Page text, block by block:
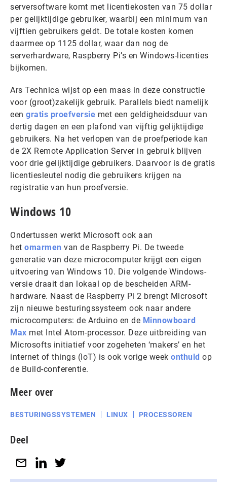
serversoftware komt met licentiekosten van 75 dollar
per gelijktijdige gebruiker, waarbij een minimum van
vijftien gebruikers geldt. De totale kosten komen
daarmee op 1125 dollar, waar dan nog de
serverhardware, Raspberry Pi’s en Windows-licenties
bijkomen.
Ars Technica wijst op een maas in deze constructie
voor (groot)zakelijk gebruik. Parallels biedt namelijk
een gratis proefversie met een geldigheidsduur van
dertig dagen en een plafond van vijftig gelijktijdige
gebruikers. Na het verlopen van de proefperiode kan
de 2X Remote Application Server in gebruik blijven
voor drie gelijktijdige gebruikers. Daarvoor is de gratis
licentiesleutel nodig die gebruikers krijgen na
registratie van hun proefversie.
Windows 10
Ondertussen werkt Microsoft ook aan
het omarmen van de Raspberry Pi. De tweede
generatie van deze microcomputer krijgt een eigen
uitvoering van Windows 10. Die volgende Windows-
versie draait dan lokaal op de bescheiden ARM-
hardware. Naast de Raspberry Pi 2 brengt Microsoft
zijn nieuwe besturingssysteem ook naar andere
microcomputers: de Arduino en de Minnowboard
Max met Intel Atom-processor. Deze uitbreiding van
Microsofts initiatief voor zogeheten ‘makers’ en het
internet of things (IoT) is ook vorige week onthuld op
de Build-conferentie.
Meer over
BESTURINGSSYSTEMEN LINUX PROCESSOREN
Deel